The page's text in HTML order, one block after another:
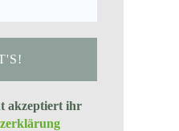
akzeptiert ihr